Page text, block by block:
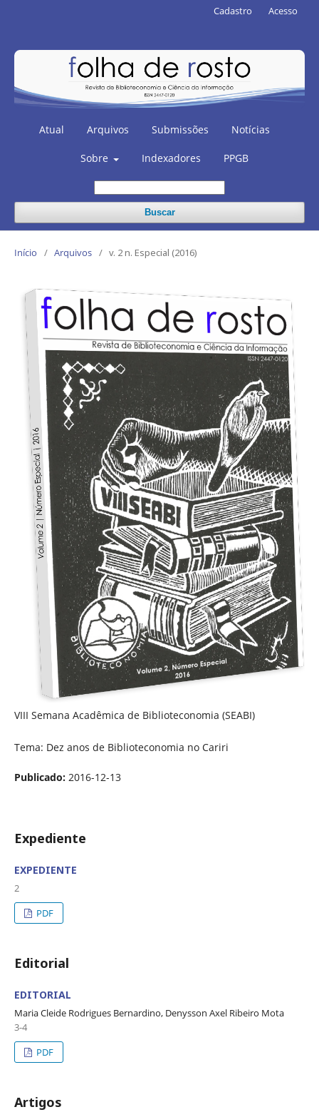
Atual Arquivos Submissões Notícias
Sobre Indexadores PPGB
Buscar
Cadastro Acesso
Início / Arquivos / v. 2 n. Especial (2016)
VIII Semana Acadêmica de Biblioteconomia (SEABI)
Tema: Dez anos de Biblioteconomia no Cariri
Publicado: 2016-12-13
Expediente
EXPEDIENTE
2
PDF
Editorial
EDITORIAL
Maria Cleide Rodrigues Bernardino, Denysson Axel Ribeiro Mota
3-4
PDF
Artigos